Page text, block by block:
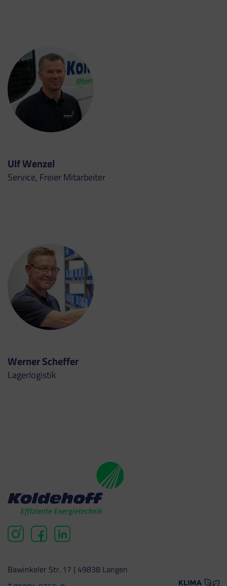
Ulf Wenzel
Service, Freier Mitarbeiter
Werner Scheffer
Lagerlogistik
Bawinkeler Str. 17 | 49838 Langen